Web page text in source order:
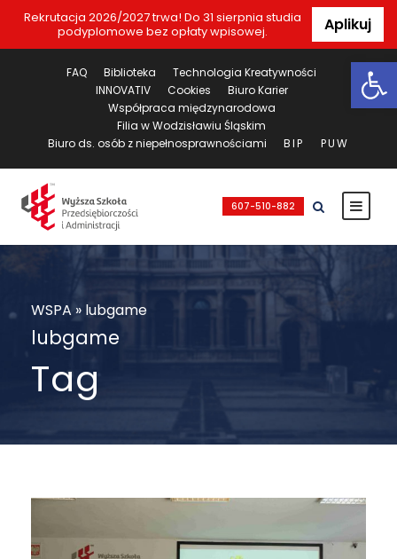
Rekrutacja 2026/2027 trwa! Do 31 sierpnia studia
podyplomowe bez opłaty wpisowej.
Aplikuj
FAQ Biblioteka
Technologia Kreatywności
INNOVATIV
Cookies
Biuro Karier
Współpraca międzynarodowa
Filia w Wodzisławiu Śląskim
Biuro ds. osób z niepełnosprawnościami
BIP PUW
607-510-882
WSPA » lubgame
lubgame
Tag